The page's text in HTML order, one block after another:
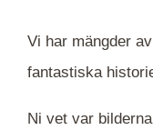
Vi har mängder
fantastiska
Ni vet var